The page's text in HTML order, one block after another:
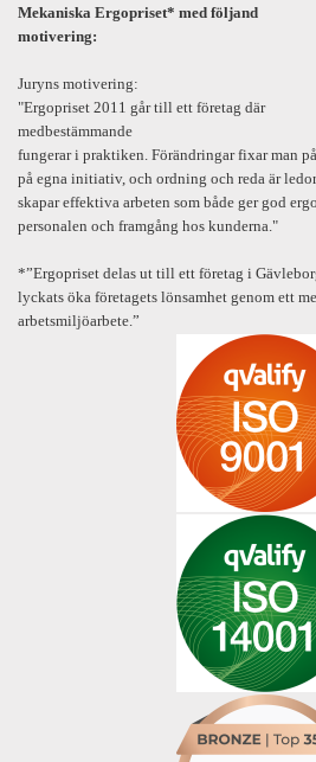
Mekaniska Ergopriset* med följand
motivering:
Juryns motivering:
"Ergopriset 2011 går till ett företag där
medbestämmande
fungerar i praktiken. Förändringar fixar man
på egna initiativ, och ordning och reda är
skapar effektiva arbeten som både ger god
personalen och framgång hos kunderna."
*”Ergopriset delas ut till ett företag i
lyckats öka företagets lönsamhet genom ett
arbetsmiljöarbete.”